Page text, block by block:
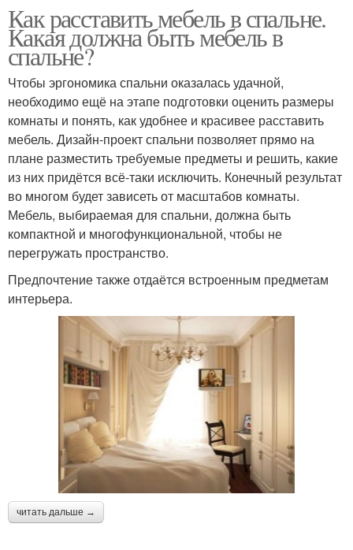
Как расставить мебель в спальне.
Какая должна быть мебель в
спальне?
Чтобы эргономика спальни оказалась удачной,
необходимо ещё на этапе подготовки оценить размеры
комнаты и понять, как удобнее и красивее расставить
мебель. Дизайн-проект спальни позволяет прямо на
плане разместить требуемые предметы и решить, какие
из них придётся всё-таки исключить. Конечный результат
во многом будет зависеть от масштабов комнаты.
Мебель, выбираемая для спальни, должна быть
компактной и многофункциональной, чтобы не
перегружать пространство.
Предпочтение также отдаётся встроенным предметам
интерьера.
читать дальше →